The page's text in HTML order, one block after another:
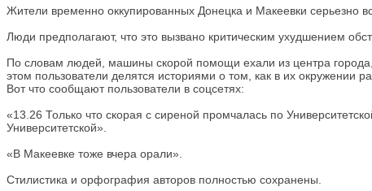
Жители временно оккупированных Донецка и Макеевки серьезно
Люди предполагают, что это вызвано критическим ухудшением
По словам людей, машины скорой помощи ехали из центра
этом пользователи делятся историями о том, как в их окружении
Вот что сообщают пользователи в соцсетях:
«13.26 Только что скорая с сиреной промчалась по
Университетской».
«В Макеевке тоже вчера орали».
Стилистика и орфография авторов полностью сохранены.